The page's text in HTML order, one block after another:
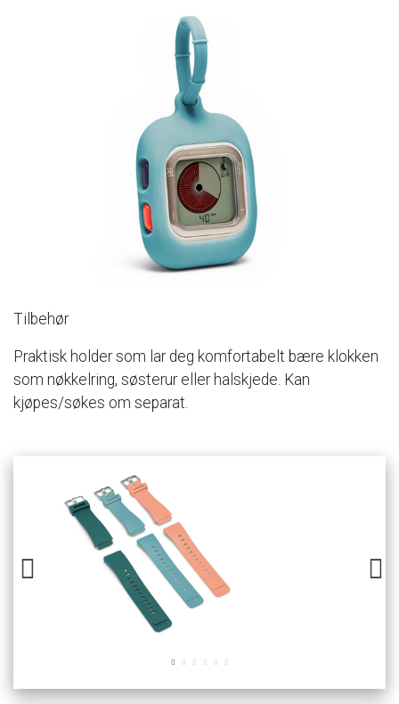
Tilbehør
Praktisk holder som lar deg komfortabelt bære klokken
som nøkkelring, søsterur eller halskjede. Kan
kjøpes/søkes om separat.